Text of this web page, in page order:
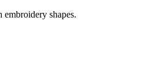
shapes.